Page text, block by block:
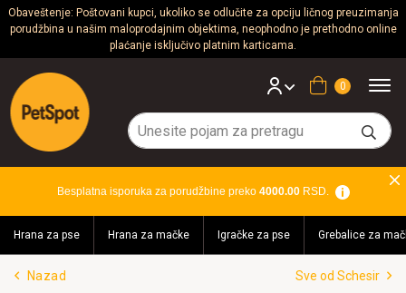
Obaveštenje: Poštovani kupci, ukoliko se odlučite za opciju ličnog preuzimanja
porudžbina u našim maloprodajnim objektima, neophodno je prethodno online
plaćanje isključivo platnim karticama.
Psi
Mačke
Glodari
Akvaristika
Teraristika
Brendovi
Korpa
Besplatna isporuka za porudžbine preko 4000.00RSD.
Hrana za pse Hrana za mačke Igračke za pse Grebalice za
Nazad Sve od Schesir